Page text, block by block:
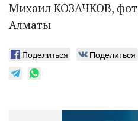
Михаил КОЗАЧКОВ,
Алматы
Поделиться Поделиться